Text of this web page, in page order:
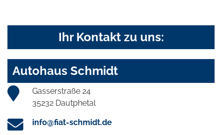
Ihr Kontakt zu uns:
Autohaus Schmidt
Gasserstraße 24
35232 Dautphetal
info@fiat-schmidt.de